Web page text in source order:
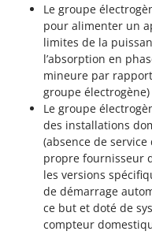
Le groupe
pour alimenter un
limites de la
l’absorption en
mineure par
groupe électrogène)
Le groupe
des installations
(absence de
propre fournisseur
les versions
de démarrage
ce but et doté de
compteur